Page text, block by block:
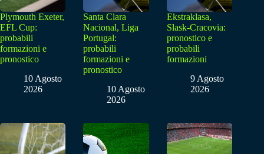
Plymouth Exeter,
EFL Cup:
probabili
formazioni e
pronostico
10 Agosto
2026
Santa Clara
Nacional, Liga
Portugal:
probabili
formazioni e
pronostico
10 Agosto
2026
Ekstraklasa,
Slask-Cracovia:
pronostico e
probabili
formazioni
9 Agosto
2026